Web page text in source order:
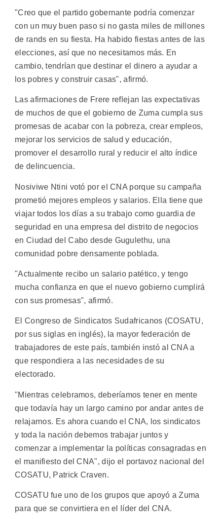
"Creo que el partido gobernante podría comenzar
con un muy buen paso si no gasta miles de millones
de rands en su fiesta. Ha habido fiestas antes de las
elecciones, así que no necesitamos más. En
cambio, tendrían que destinar el dinero a ayudar a
los pobres y construir casas", afirmó.
Las afirmaciones de Frere reflejan las expectativas
de muchos de que el gobierno de Zuma cumpla sus
promesas de acabar con la pobreza, crear empleos,
mejorar los servicios de salud y educación,
promover el desarrollo rural y reducir el alto índice
de delincuencia.
Nosiviwe Ntini votó por el CNA porque su campaña
prometió mejores empleos y salarios. Ella tiene que
viajar todos los días a su trabajo como guardia de
seguridad en una empresa del distrito de negocios
en Ciudad del Cabo desde Gugulethu, una
comunidad pobre densamente poblada.
"Actualmente recibo un salario patético, y tengo
mucha confianza en que el nuevo gobierno cumplirá
con sus promesas", afirmó.
El Congreso de Sindicatos Sudafricanos (COSATU,
por sus siglas en inglés), la mayor federación de
trabajadores de este país, también instó al CNA a
que respondiera a las necesidades de su
electorado.
"Mientras celebramos, deberíamos tener en mente
que todavía hay un largo camino por andar antes de
relajarnos. Es ahora cuando el CNA, los sindicatos
y toda la nación debemos trabajar juntos y
comenzar a implementar la políticas consagradas en
el manifiesto del CNA", dijo el portavoz nacional del
COSATU, Patrick Craven.
COSATU fue uno de los grupos que apoyó a Zuma
para que se convirtiera en el líder del CNA.